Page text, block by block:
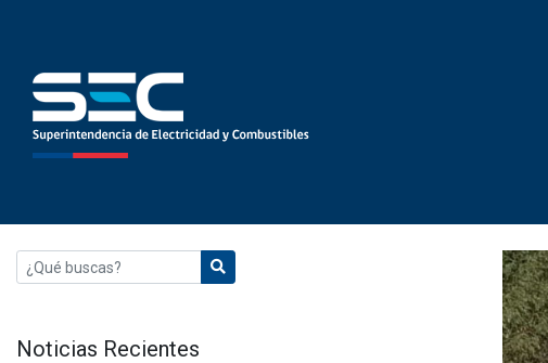
Noticias Recientes